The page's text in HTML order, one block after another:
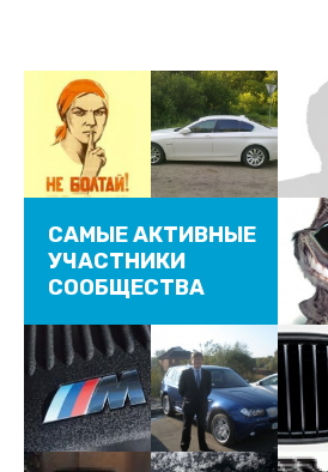
САМЫЕ АКТИВНЫЕ
УЧАСТНИКИ
СООБЩЕСТВА